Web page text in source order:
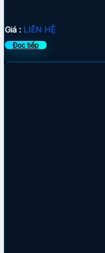
Giá : LIÊN HỆ
Đọc tiếp